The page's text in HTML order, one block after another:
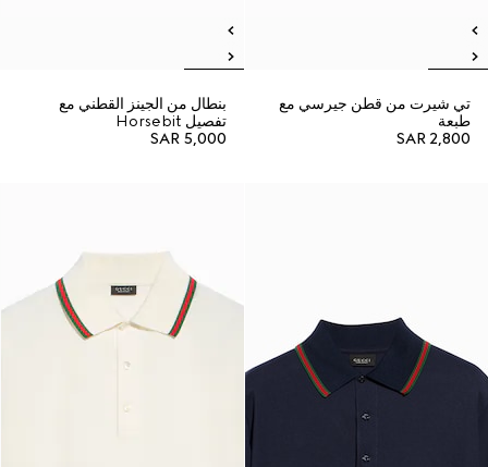
تي شيرت من قطن جيرسي مع
طبعة
SAR 2,800
بنطال من الجينز القطني مع
تفصيل Horsebit
SAR 5,000